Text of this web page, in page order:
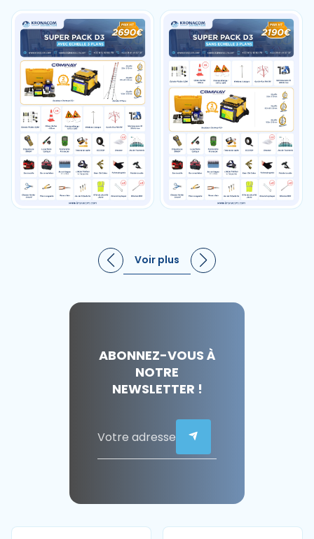
Voir plus
ABONNEZ-VOUS À
NOTRE
NEWSLETTER !